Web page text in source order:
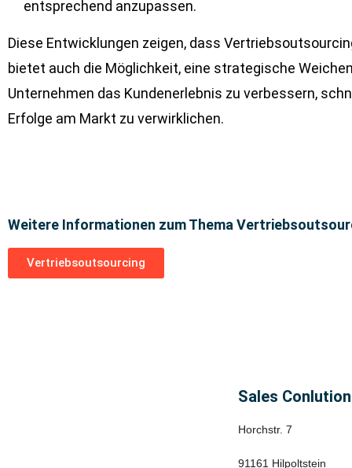
entsprechend anzupassen.
Diese Entwicklungen zeigen, dass
bietet auch die Möglichkeit, eine strategische
Unternehmen das Kundenerlebnis zu verbessern,
Erfolge am Markt zu verwirklichen.
Weitere Informationen zum Thema
Vertriebsoutsourcing
Sales
Horchstr. 7
91161 Hilpoltstein